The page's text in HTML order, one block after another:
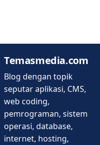
Temasmedia.com
Blog dengan topik
seputar aplikasi, CMS,
web coding,
pemrograman, sistem
operasi, database,
internet, hosting,